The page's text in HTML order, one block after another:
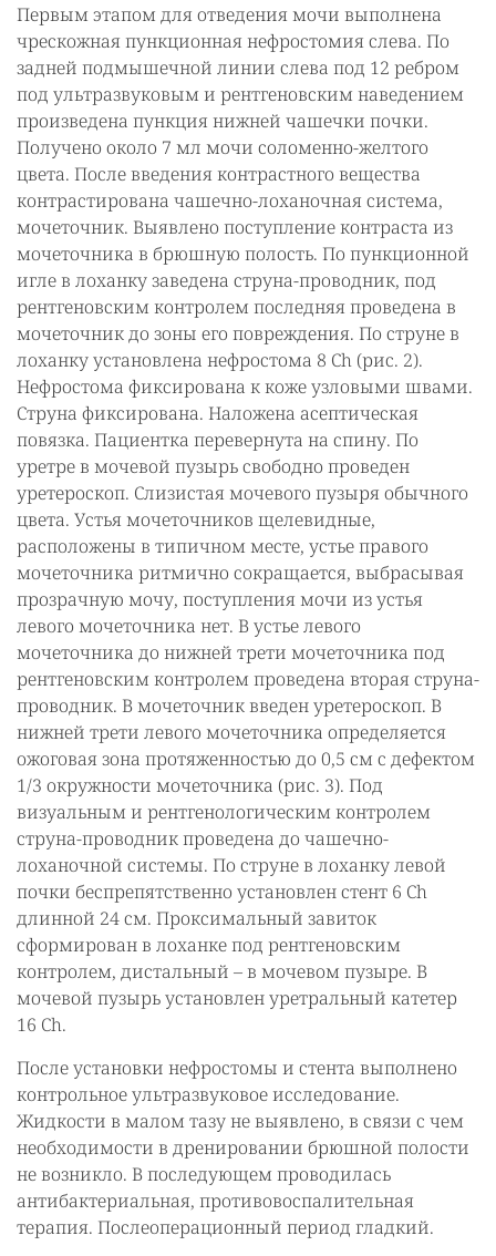
Первым этапом для отведения мочи выполнена
чрескожная пункционная нефростомия слева. По
задней подмышечной линии слева под 12 ребром
под ультразвуковым и рентгеновским наведением
произведена пункция нижней чашечки почки.
Получено около 7 мл мочи соломенно-желтого
цвета. После введения контрастного вещества
контрастирована чашечно-лоханочная система,
мочеточник. Выявлено поступление контраста из
мочеточника в брюшную полость. По пункционной
игле в лоханку заведена струна-проводник, под
рентгеновским контролем последняя проведена в
мочеточник до зоны его повреждения. По струне в
лоханку установлена нефростома 8 Сh (рис. 2).
Нефростома фиксирована к коже узловыми швами.
Струна фиксирована. Наложена асептическая
повязка. Пациентка перевернута на спину. По
уретре в мочевой пузырь свободно проведен
уретероскоп. Слизистая мочевого пузыря обычного
цвета. Устья мочеточников щелевидные,
расположены в типичном месте, устье правого
мочеточника ритмично сокращается, выбрасывая
прозрачную мочу, поступления мочи из устья
левого мочеточника нет. В устье левого
мочеточника до нижней трети мочеточника под
рентгеновским контролем проведена вторая струна-
проводник. В мочеточник введен уретероскоп. В
нижней трети левого мочеточника определяется
ожоговая зона протяженностью до 0,5 см с дефектом
1/3 окружности мочеточника (рис. 3). Под
визуальным и рентгенологическим контролем
струна-проводник проведена до чашечно-
лоханочной системы. По струне в лоханку левой
почки беспрепятственно установлен стент 6 Ch
длинной 24 см. Проксимальный завиток
сформирован в лоханке под рентгеновским
контролем, дистальный – в мочевом пузыре. В
мочевой пузырь установлен уретральный катетер
16 Ch.
После установки нефростомы и стента выполнено
контрольное ультразвуковое исследование.
Жидкости в малом тазу не выявлено, в связи с чем
необходимости в дренировании брюшной полости
не возникло. В последующем проводилась
антибактериальная, противовоспалительная
терапия. Послеоперационный период гладкий.